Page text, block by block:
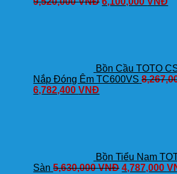
Bồn Cầu TOTO
Nắp Đóng Êm TC600VS
6,782,400VNĐ
Bồn Tiểu Nam
Sàn 5,630,000VNĐ 4,787,000